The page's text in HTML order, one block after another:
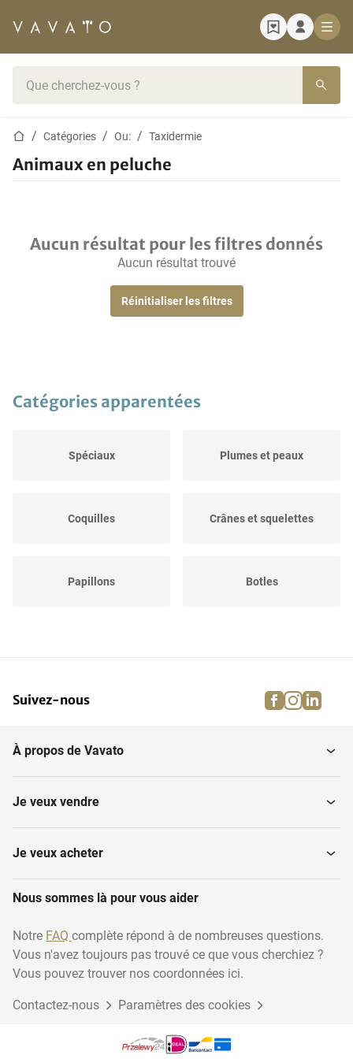
Page d'accueil
Catégories Ou: Taxidermie
Animaux en peluche
Aucun résultat pour les filtres donnés
Aucun résultat trouvé
Réinitialiser les filtres
Catégories apparentées
Spéciaux Plumes et peaux
Coquilles Crânes et squelettes
Papillons Botles
Insectes
Suivez-nous facebook
À propos de Vavato
Je veux vendre
Je veux acheter
Nous sommes là pour vous aider
Notre FAQ complète répond à de nombreuses questions.
Vous n'avez toujours pas trouvé ce que vous cherchiez ?
Vous pouvez trouver nos coordonnées ici.
Contactez-nous Paramètres des cookies